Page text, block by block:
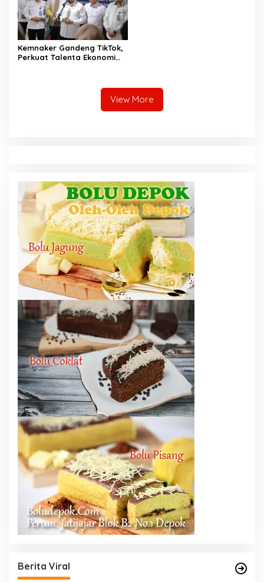
Kemnaker Gandeng TikTok,
Perkuat Talenta Ekonomi
View More
Berita Viral